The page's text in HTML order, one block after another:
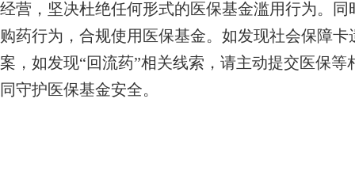
经营，坚决杜绝任何形式的医保基金滥用行为。
购药行为，合规使用医保基金。如发现社会保障
案，如发现“回流药”相关线索，请主动提交医保
同守护医保基金安全。